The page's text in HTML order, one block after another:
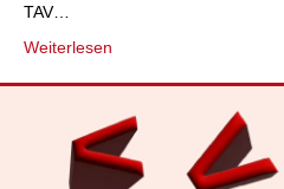
TAV…
Weiterlesen